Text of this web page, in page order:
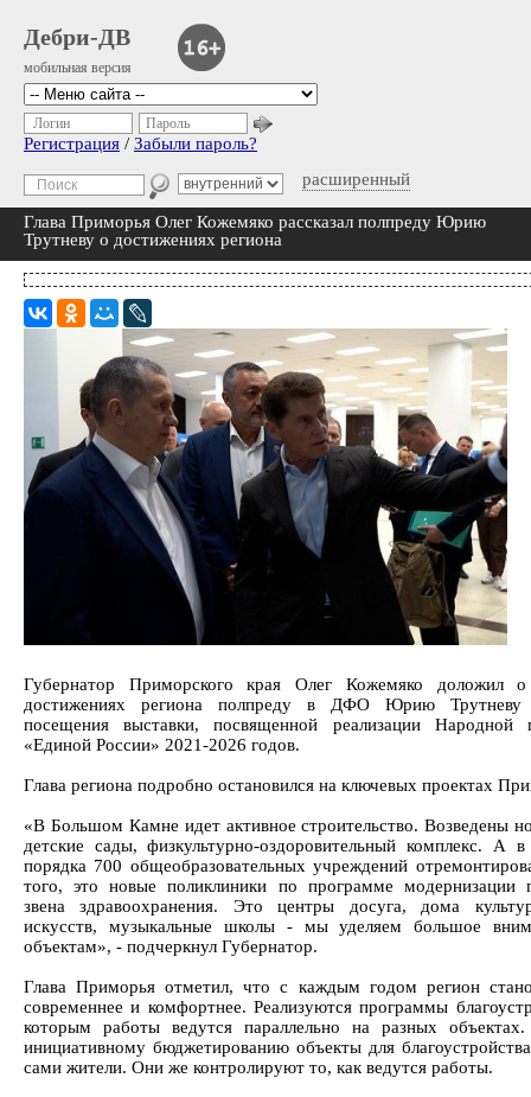
Дебри-ДВ
мобильная версия
расширенный
Логин Пароль
Регистрация / Забыли пароль?
Глава Приморья Олег Кожемяко рассказал полпреду Юрию
Трутневу о достижениях региона
Губернатор Приморского края Олег Кожемяко доложил
достижениях региона полпреду в ДФО Юрию
посещения выставки, посвященной реализации Народной
«Единой России» 2021-2026 годов.
Глава региона подробно остановился на ключевых проектах
«В Большом Камне идет активное строительство. Возведены
детские сады, физкультурно-оздоровительный комплекс. А
порядка 700 общеобразовательных учреждений
того, это новые поликлиники по программе модернизации
звена здравоохранения. Это центры досуга, дома
искусств, музыкальные школы - мы уделяем большое
объектам», - подчеркнул Губернатор.
Глава Приморья отметил, что с каждым годом регион
современнее и комфортнее. Реализуются программы
которым работы ведутся параллельно на разных объектах.
инициативному бюджетированию объекты для
сами жители. Они же контролируют то, как ведутся работы.